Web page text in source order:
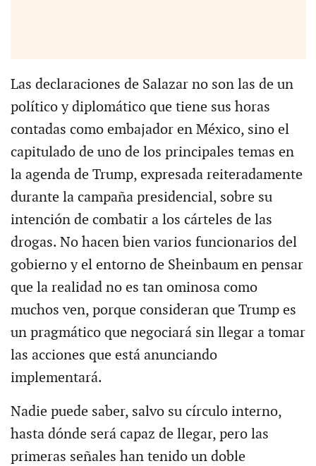
Las declaraciones de Salazar no son las de un
político y diplomático que tiene sus horas
contadas como embajador en México, sino el
capitulado de uno de los principales temas en
la agenda de Trump, expresada reiteradamente
durante la campaña presidencial, sobre su
intención de combatir a los cárteles de las
drogas. No hacen bien varios funcionarios del
gobierno y el entorno de Sheinbaum en pensar
que la realidad no es tan ominosa como
muchos ven, porque consideran que Trump es
un pragmático que negociará sin llegar a tomar
las acciones que está anunciando
implementará.
Nadie puede saber, salvo su círculo interno,
hasta dónde será capaz de llegar, pero las
primeras señales han tenido un doble